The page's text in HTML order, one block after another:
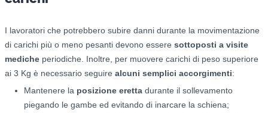
I lavoratori che potrebbero subire danni durante la movimentazione
di carichi più o meno pesanti devono essere sottoposti a visite
mediche periodiche. Inoltre, per muovere carichi di peso superiore
ai 3 Kg è necessario seguire alcuni semplici accorgimenti:
Mantenere la posizione eretta durante il sollevamento
piegando le gambe ed evitando di inarcare la schiena;